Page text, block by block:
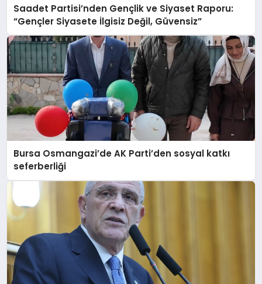
Saadet Partisi’nden Gençlik ve Siyaset Raporu:
“Gençler Siyasete İlgisiz Değil, Güvensiz”
Bursa Osmangazi’de AK Parti’den sosyal katkı
seferberliği